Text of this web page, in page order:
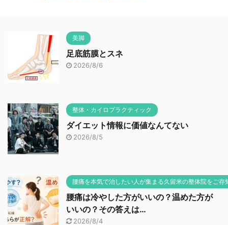
美脚
足底筋膜とスネ
2026/8/6
整体・カイロプラクティック
ダイエット情報に価値なんてない
2026/8/5
腰痛を本気で治したい人が集まる久留米の整体院をご存
腰痛は冷やした方がいいの？温めた方が
いいの？その答えは…
2026/8/4